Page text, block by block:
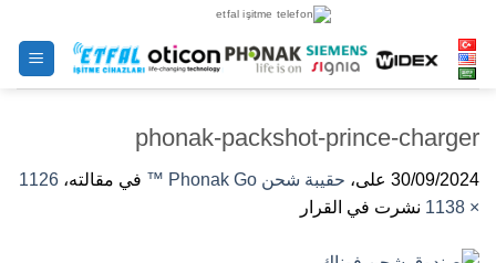
الى
المحتوى
phonak-packshot-prince-charger
30/09/2024 على، حقيبة شحن Phonak Go ™ في مقالته، 1126
× 1138
نشرت في القرار